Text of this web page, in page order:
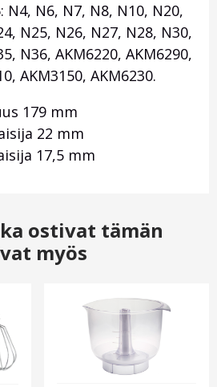
N4, N6, N7, N8, N10, N20,
N25, N26, N27, N28, N30,
N36, AKM6220, AKM6290,
AKM3150, AKM6230.
179 mm
22 mm
17,5 mm
ostivat tämän
myös